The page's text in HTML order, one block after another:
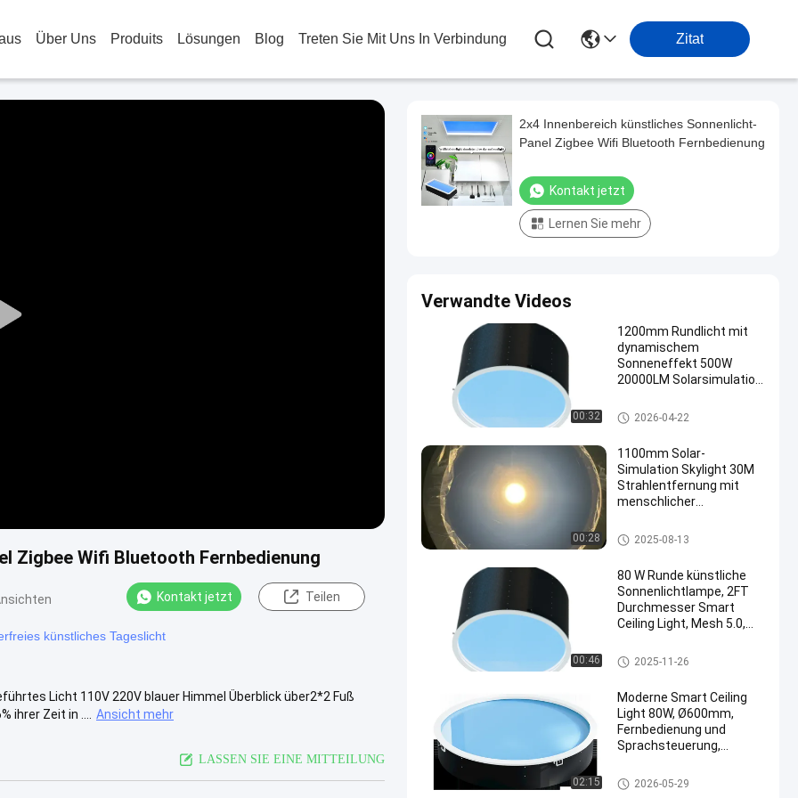
Über Uns Produits Lösungen Blog Treten Sie Mit Uns In Verbindung Zitat
Play
Zigbee Wifi Bluetooth Fernbedienung
Kontakt jetzt Teilen
künstliches Tageslicht
Licht 110V 220V blauer Himmel Überblick über2*2 Fuß
ihrer Zeit in ....
Ansicht mehr
LASSEN SIE EINE MITTEILUNG
2x4 Innenbereich künstliches Sonnenlicht-
Panel Zigbee Wifi Bluetooth Fernbedienung
Kontakt jetzt
Lernen Sie mehr
Verwandte Videos
00:32
1200mm Rundlicht mit
dynamischem
Sonneneffekt 500W
20000LM Solarsimulation
Tageslichterlebnis
Künstliches Sonnenlicht-Panel
2026-04-22
00:28
1100mm Solar-
Simulation Skylight 30M
Strahlentfernung mit
menschlicher
Künstliches Sonnenlicht-Panel
2025-08-13
00:46
80 W Runde künstliche
Sonnenlichtlampe, 2FT
Durchmesser Smart
Ceiling Light, Mesh 5.0,
2700-6500K Full-Daylight
Simulation
Künstliches Sonnenlicht-Panel
2025-11-26
02:15
Moderne Smart Ceiling
Light 80W, Ø600mm,
Fernbedienung und
Sprachsteuerung,
CE/UKCA/RCM
Künstliches Sonnenlicht-Panel
2026-05-29